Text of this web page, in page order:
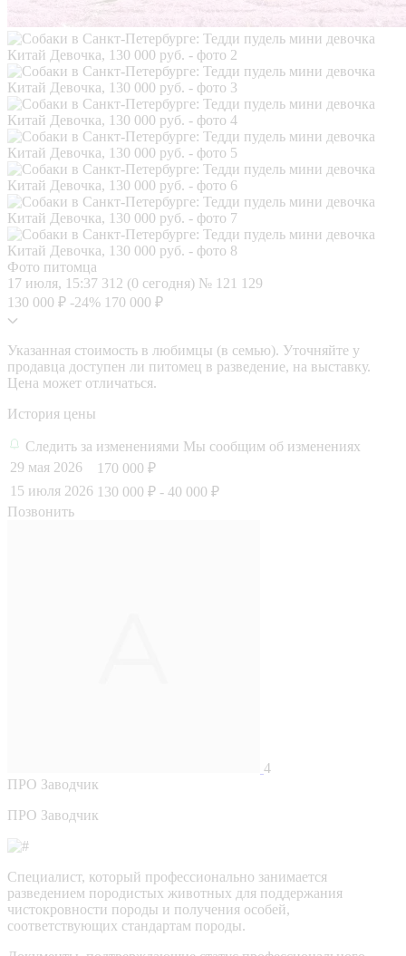
Фото питомца
17 июля, 15:37 312 (0 сегодня) № 121 129
130 000 ₽ -24% 170 000 ₽
Указанная стоимость в любимцы (в семью). Уточняйте у
продавца доступен ли питомец в разведение, на выставку.
Цена может отличаться.
История цены
Следить за изменениями Мы сообщим об изменениях
29 мая 2026
170 000 ₽
15 июля 2026 130 000 ₽ - 40 000 ₽
Позвонить
4
ПРО Заводчик
ПРО Заводчик
Специалист, который профессионально занимается
разведением породистых животных для поддержания
чистокровности породы и получения особей,
соответствующих стандартам породы.